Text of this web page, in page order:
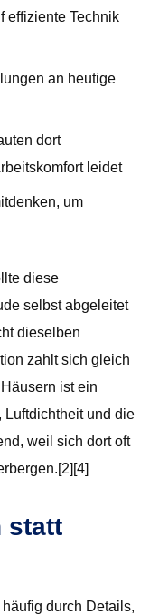
effiziente Technik
an heutige
dort
leidet
um
diese
selbst abgeleitet
dieselben
zahlt sich gleich
ist ein
Luftdichtheit und die
weil sich dort oft
statt
durch Details,